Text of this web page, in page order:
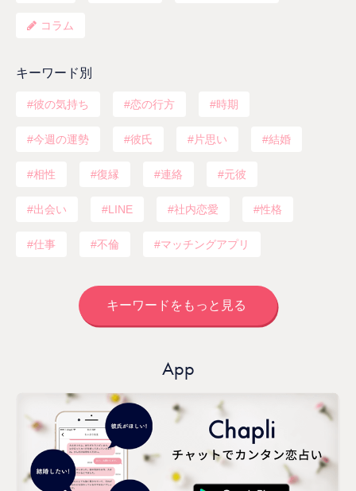
コラム
キーワード別
彼の気持ち 恋の行方 時期
今週の運勢 彼氏 片思い 結婚
相性 復縁 連絡 元彼
出会い LINE 社内恋愛 性格
仕事 不倫 マッチングアプリ
キーワードをもっと見る
App